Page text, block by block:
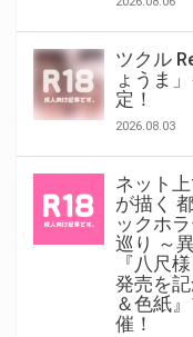
ツクル
ょうま
定！
2026.08.03
ネット
が描く
ックホ
巡り ～
『八尺
発売を
＆色紙
催！